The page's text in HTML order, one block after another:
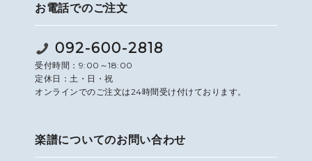
お電話でのご注文
092-600-2818
受付時間：9:00～18:00
定休日：土・日・祝
オンラインでのご注文は24時間受け付けております。
楽譜についてのお問い合わせ